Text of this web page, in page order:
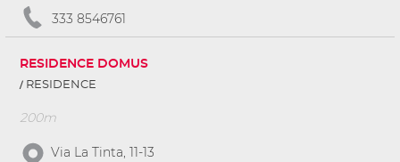
333 8546761
RESIDENCE DOMUS
RESIDENCE
200m
Via La Tinta, 11-13